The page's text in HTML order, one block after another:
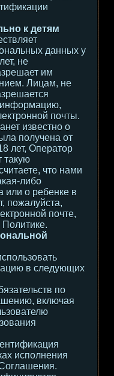
к детям
данных у
не
им
Лицам, не
информацию,
почты.
известно о
получена от
лет, Оператор
такую
что нами
либо
или о ребенке в
пожалуйста,
почте,
в следующих
по
включая
исполнения